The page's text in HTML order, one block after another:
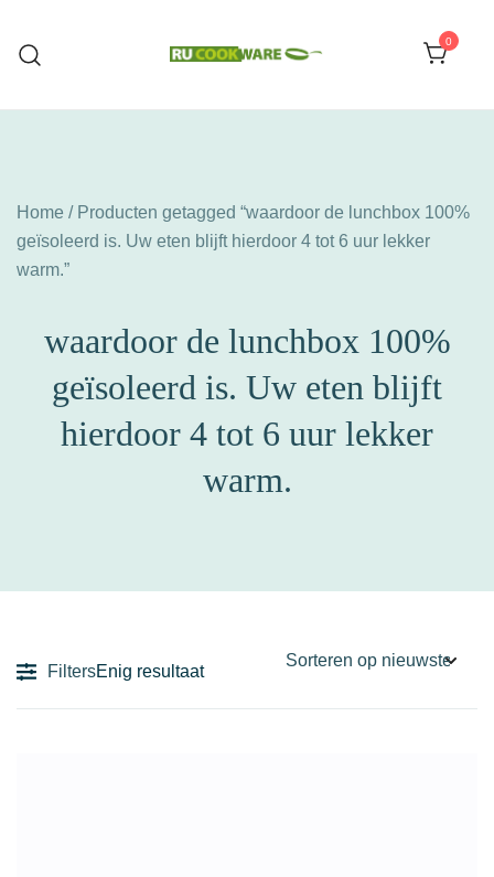
naar
0
Home / Producten getagged “waardoor de lunchbox 100%
geïsoleerd is. Uw eten blijft hierdoor 4 tot 6 uur lekker
warm.”
waardoor de lunchbox 100%
geïsoleerd is. Uw eten blijft
hierdoor 4 tot 6 uur lekker
warm.
FiltersEnig resultaat